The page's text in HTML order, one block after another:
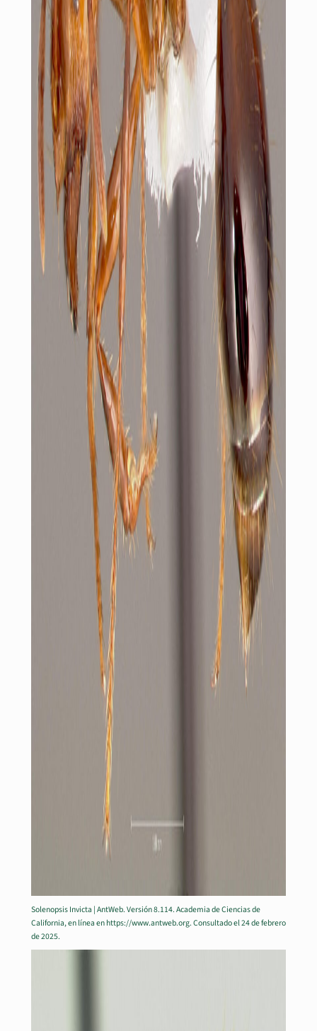
Solenopsis Invicta | AntWeb. Versión 8.114. Academia de Ciencias de
California, en línea en https://www.antweb.org. Consultado el 24 de febrero
de 2025.